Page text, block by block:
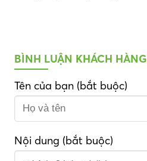
BÌNH LUẬN KHÁCH HÀNG
Tên của bạn (bắt buộc)
Nội dung (bắt buộc)